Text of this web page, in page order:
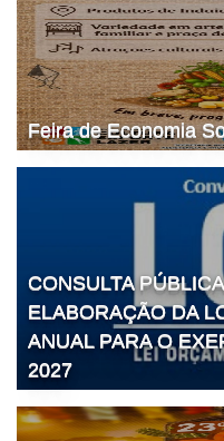
Feira de Economia
CONSULTA
ELABORAÇÃO DA
ANUAL PARA O
2027